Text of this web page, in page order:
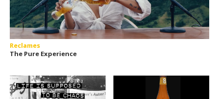
Reclames
The Pure Experience